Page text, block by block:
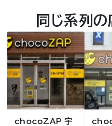
同じ系列
chocoZAP 宇